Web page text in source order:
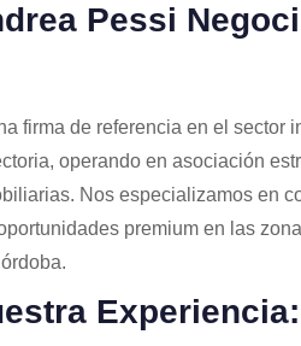
Pessi
firma de referencia en el sector
operando en asociación
Nos especializamos en
premium en las
Experiencia: